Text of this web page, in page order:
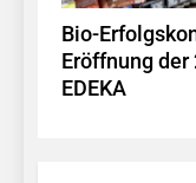
Bio-
Eröffnung der
EDEKA